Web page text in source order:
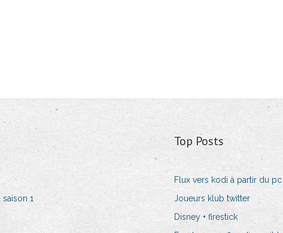
1
Top Posts
Flux vers kodi à partir du pc
Joueurs klub twitter
Disney + firestick